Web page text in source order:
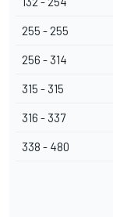
255 - 255
256 - 314
315 - 315
316 - 337
338 - 480